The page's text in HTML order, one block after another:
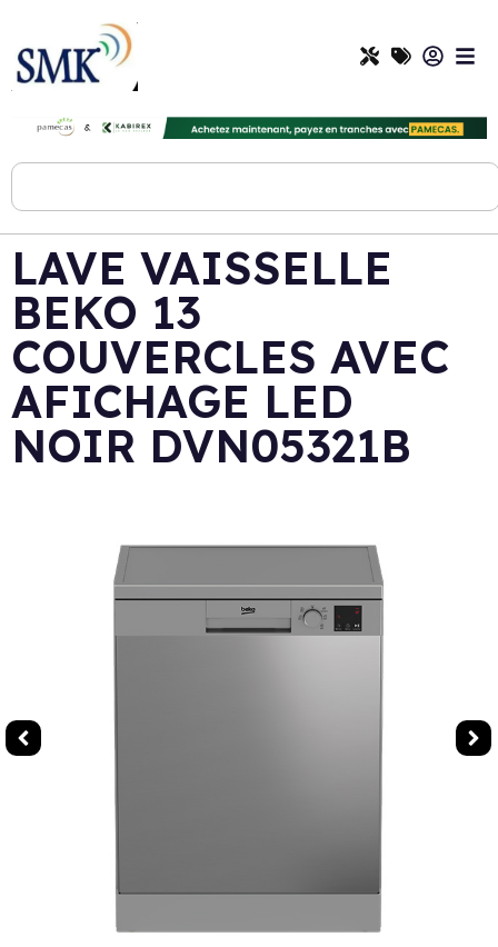
LAVE VAISSELLE
BEKO 13
COUVERCLES AVEC
AFICHAGE LED
NOIR DVN05321B